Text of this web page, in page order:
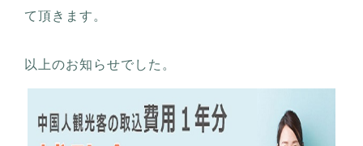
て頂きます。
以上のお知らせでした。